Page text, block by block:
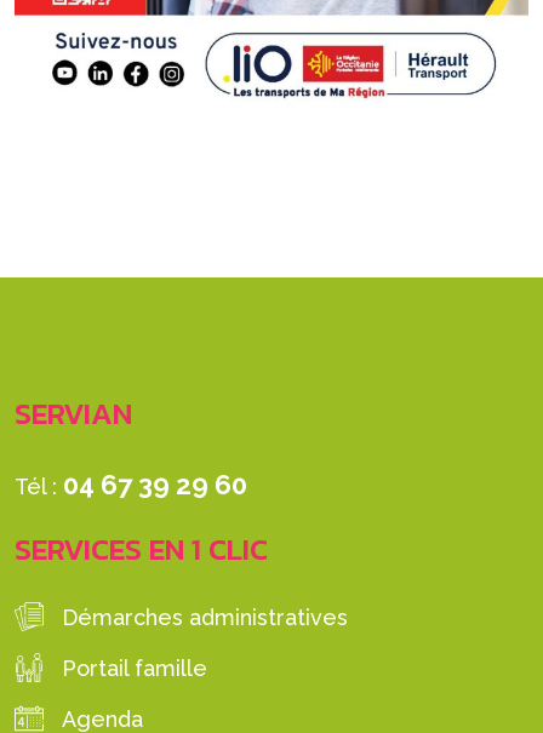
SERVIAN
Tél : 04 67 39 29 60
SERVICES EN 1 CLIC
Démarches administratives
Portail famille
Agenda